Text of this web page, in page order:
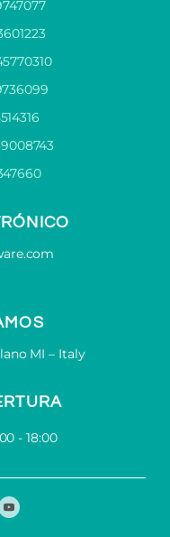
MI – Italy
- 18:00